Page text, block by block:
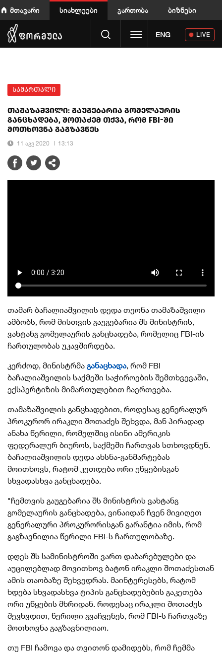
მთავარი სიახლეები გართობა ბიზნესი
Toggle navigation
ENG LIVE
სამართალი
თამაზაშვილი: გაუგებარია გომელაურის
განცხადება, შოთაძემ თქვა, რომ FBI-ში
მოთხოვნა გაგზავნეს
11 აგვ 2020 13:13
თამარ ბაჩალიაშვილის დედა თეონა თამაზაშვილი
ამბობს, რომ მისთვის გაუგებარია შს მინისტრის,
ვახტანგ გომელაურის განცხადება, რომელიც FBI-ის
ჩართულობას უკავშირდება.
კერძოდ, მინისტრმა განაცხადა, რომ FBI
ბაჩალიაშვილის საქმეში საჭიროების შემთხვევაში,
ექსპერტიზის მიმართულებით ჩაერთვება.
თამაზაშვილის განცხადებით, როდესაც გენერალურ
პროკურორ ირაკლი შოთაძეს შეხვდა, მან პირადად
ანახა წერილი, რომელშიც ისინი ამერიკის
ფედერალურ ბიუროს, საქმეში ჩართვას სთხოვდნენ.
ბაჩალიაშვილის დედა ახსნა-განმარტებას
მოითხოვს, რატომ კეთდება ორი უწყებისგან
სხვადასხვა განცხადება.
"ჩემთვის გაუგებარია შს მინისტრის ვახტანგ
გომელაურის განცხადება, ვინაიდან ჩვენ მივიღეთ
გენერალური პროკურორისგან გარანტია იმის, რომ
გაგზავნილია წერილი FBI-ს ჩართულობაზე.
დღეს შს სამინისტროში ვართ დაბარებულები და
აუცილებლად მოვითხოვ ბატონ ირაკლი შოთაძესთან
ამის თაობაზე შეხვედრას. მაინტერესებს, რატომ
ხდება სხვადასხვა ტიპის განცხადებების გაკეთება
ორი უწყების მხრიდან. როდესაც ირაკლი შოთაძეს
შევხვდით, წერილი გვაჩვენეს, რომ FBI-ს ჩართვაზე
მოთხოვნა გაგზავნილიაო.
თუ FBI ჩამოვა და თვითონ დამიდებს, რომ ჩემმა